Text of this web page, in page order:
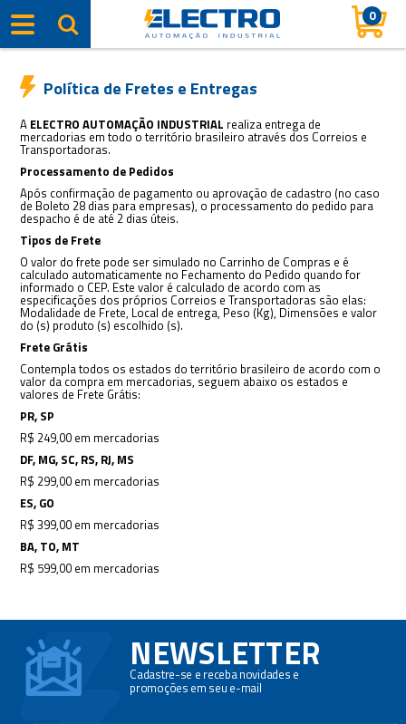
0
Política de Fretes e Entregas
A ELECTRO AUTOMAÇÃO INDUSTRIAL realiza entrega de
mercadorias em todo o território brasileiro através dos Correios e
Transportadoras.
Processamento de Pedidos
Após confirmação de pagamento ou aprovação de cadastro (no caso
de Boleto 28 dias para empresas), o processamento do pedido para
despacho é de até 2 dias úteis.
Tipos de Frete
O valor do frete pode ser simulado no Carrinho de Compras e é
calculado automaticamente no Fechamento do Pedido quando for
informado o CEP. Este valor é calculado de acordo com as
especificações dos próprios Correios e Transportadoras são elas:
Modalidade de Frete, Local de entrega, Peso (Kg), Dimensões e valor
do (s) produto (s) escolhido (s).
Frete Grátis
Contempla todos os estados do território brasileiro de acordo com o
valor da compra em mercadorias, seguem abaixo os estados e
valores de Frete Grátis:
PR, SP
R$ 249,00 em mercadorias
DF, MG, SC, RS, RJ, MS
R$ 299,00 em mercadorias
ES, GO
R$ 399,00 em mercadorias
BA, TO, MT
R$ 599,00 em mercadorias
NEWSLETTER
Cadastre-se e receba novidades e
promoções em seu e-mail